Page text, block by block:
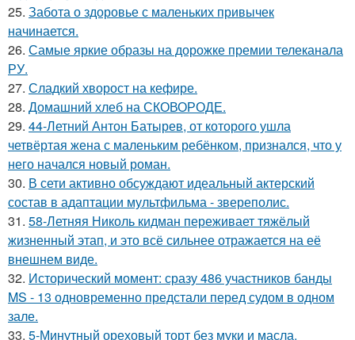
25. Забота о здоровье с маленьких привычек
начинается.
26. Самые яркие образы на дорожке премии телеканала
РУ.
27. Сладкий хворост на кефире.
28. Домашний хлеб на СКОВОРОДЕ.
29. 44-Летний Антон Батырев, от которого ушла
четвёртая жена с маленьким ребёнком, признался, что у
него начался новый роман.
30. В сети активно обсуждают идеальный актерский
состав в адаптации мультфильма - звереполис.
31. 58-Летняя Николь кидман переживает тяжёлый
жизненный этап, и это всё сильнее отражается на её
внешнем виде.
32. Исторический момент: сразу 486 участников банды
MS - 13 одновременно предстали перед судом в одном
зале.
33. 5-Минутный ореховый торт без муки и масла.